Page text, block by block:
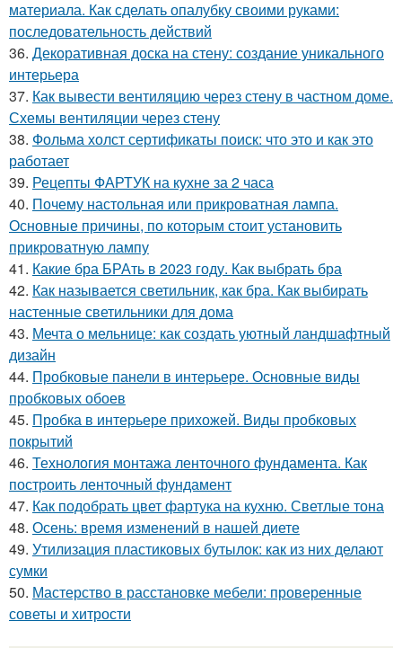
материала. Как сделать опалубку своими руками:
последовательность действий
36. Декоративная доска на стену: создание уникального
интерьера
37. Как вывести вентиляцию через стену в частном доме.
Схемы вентиляции через стену
38. Фольма холст сертификаты поиск: что это и как это
работает
39. Рецепты ФАРТУК на кухне за 2 часа
40. Почему настольная или прикроватная лампа.
Основные причины, по которым стоит установить
прикроватную лампу
41. Какие бра БРАть в 2023 году. Как выбрать бра
42. Как называется светильник, как бра. Как выбирать
настенные светильники для дома
43. Мечта о мельнице: как создать уютный ландшафтный
дизайн
44. Пробковые панели в интерьере. Основные виды
пробковых обоев
45. Пробка в интерьере прихожей. Виды пробковых
покрытий
46. Технология монтажа ленточного фундамента. Как
построить ленточный фундамент
47. Как подобрать цвет фартука на кухню. Светлые тона
48. Осень: время изменений в нашей диете
49. Утилизация пластиковых бутылок: как из них делают
сумки
50. Мастерство в расстановке мебели: проверенные
советы и хитрости